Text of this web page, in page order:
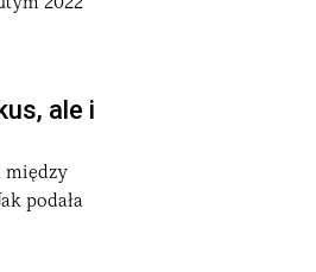
ale i
między
podała